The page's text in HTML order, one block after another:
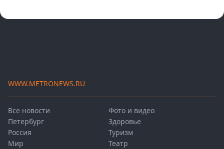
WWW.METRONEWS.RU
Все новости
Петербург
Россия
Мир
Фото и видео
Здоровье
Туризм
Театр